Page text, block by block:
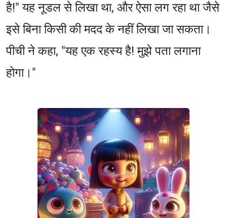
है!" यह नूडल से लिखा था, और ऐसा लग रहा था जैसे
इसे बिना किसी की मदद के नहीं लिखा जा सकता।
पीची ने कहा, "यह एक रहस्य है! मुझे पता लगाना
होगा।"